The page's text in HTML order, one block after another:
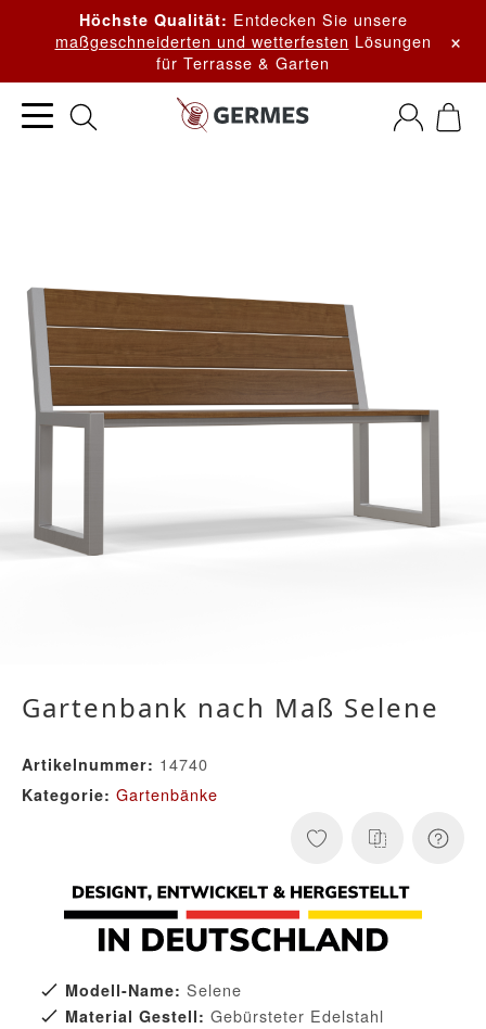
Höchste Qualität: Entdecken Sie unsere
maßgeschneiderten und wetterfesten Lösungen
für Terrasse & Garten
×
Gartenbank nach Maß Selene
Artikelnummer: 14740
Kategorie: Gartenbänke
Modell-Name: Selene
Material Gestell: Gebürsteter Edelstahl